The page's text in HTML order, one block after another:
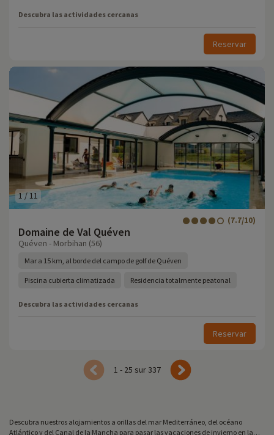
Descubra las actividades cercanas
Reservar
1/11
Domaine de Val Quéven
(7.7/10)
Quéven - Morbihan (56)
Mar a 15 km, al borde del campo de golf de Quéven
Piscina cubierta climatizada Residencia totalmente peatonal
Descubra las actividades cercanas
Reservar
1 - 25 sur 337
Descubra nuestros alojamientos a orillas del mar Mediterráneo, del océano
Atlántico y del Canal de la Mancha para pasar las vacaciones de invierno en la